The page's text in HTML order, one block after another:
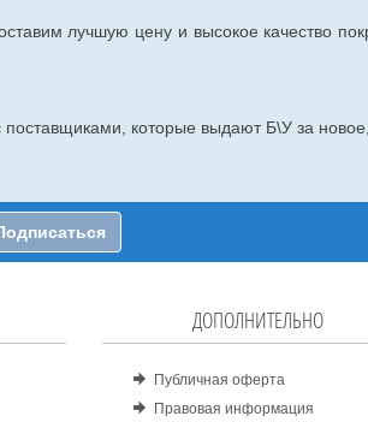
лучшую цену и высокое качество
которые выдают Б\У за
ДОПОЛНИТЕЛЬНО
Публичная оферта
Правовая информация